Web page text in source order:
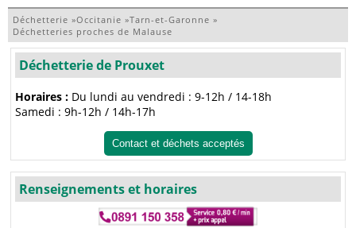
Déchetterie »Occitanie »Tarn-et-Garonne »
Déchetteries proches de Malause
Déchetterie de Prouxet
Horaires : Du lundi au vendredi : 9-12h / 14-18h
Samedi : 9h-12h / 14h-17h
Contact et déchets acceptés
Renseignements et horaires